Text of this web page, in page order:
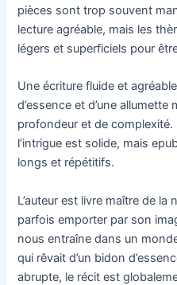
pièces sont trop souvent
lecture agréable, mais les
légers et superficiels pour
Une écriture fluide et
d’essence et d’une
profondeur et de
l’intrigue est solide, mais
longs et répétitifs.
L’auteur est livre maître de
parfois emporter par son
nous entraîne dans un
qui rêvait d’un bidon
abrupte, le récit est